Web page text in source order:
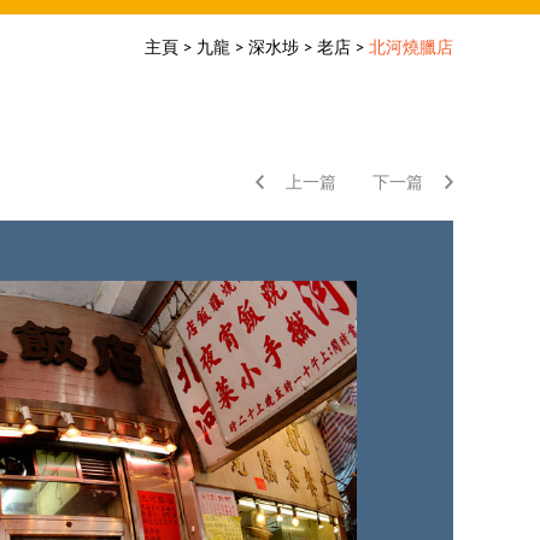
主頁 > 九龍 > 深水埗 > 老店 > 北河燒臘店
下一篇
上一篇